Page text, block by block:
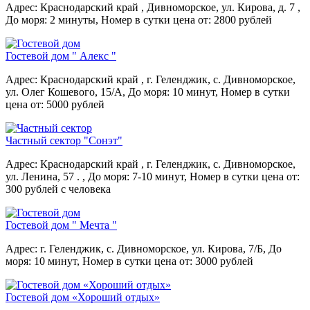
Адрес: Краснодарский край , Дивноморское, ул. Кирова, д. 7 ,
До моря: 2 минуты, Номер в сутки цена от: 2800 рублей
Гостевой дом " Алекс "
Адрес: Краснодарский край , г. Геленджик, с. Дивноморское,
ул. Олег Кошевого, 15/А, До моря: 10 минут, Номер в сутки
цена от: 5000 рублей
Частный сектор "Сонэт"
Адрес: Краснодарский край , г. Геленджик, с. Дивноморское,
ул. Ленина, 57 . , До моря: 7-10 минут, Номер в сутки цена от:
300 рублей с человека
Гостевой дом " Мечта "
Адрес: г. Геленджик, с. Дивноморское, ул. Кирова, 7/Б, До
моря: 10 минут, Номер в сутки цена от: 3000 рублей
Гостевой дом «Хороший отдых»